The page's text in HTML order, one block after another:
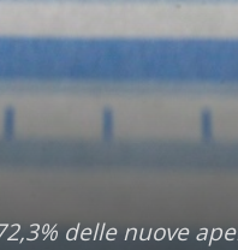
delle nuove